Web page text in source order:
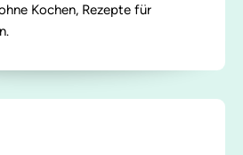
Kochen, Rezepte für